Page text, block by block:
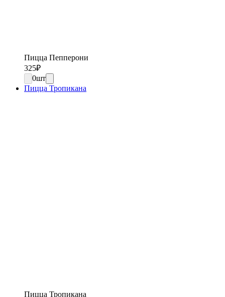
Пицца Пепперони
325₽
0шт
Пицца Тропикана
Пицца Тропикана